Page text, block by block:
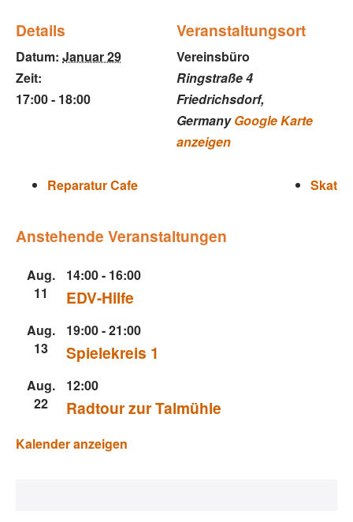
Details
Datum: Januar 29
Zeit:
17:00 - 18:00
Veranstaltungsort
Vereinsbüro
Ringstraße 4
Friedrichsdorf,
Germany Google Karte
anzeigen
Reparatur Cafe Skat
Anstehende Veranstaltungen
Aug.
11
14:00- 16:00
EDV-Hilfe
Aug.
13
19:00-21:00
Spielekreis 1
Aug.
22
12:00
Radtour zur Talmühle
Kalender anzeigen